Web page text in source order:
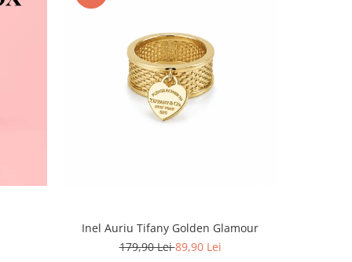
Inel Auriu Tifany Golden Glamour
179,90 Lei89,90 Lei